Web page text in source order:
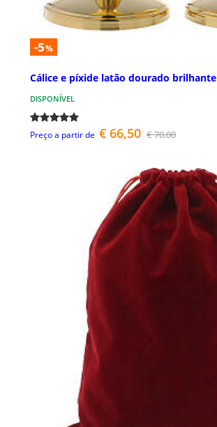
-5%
Cálice e píxide latão dourado brilhante
DISPONÍVEL
Preço a partir de € 66,50 € 70,00